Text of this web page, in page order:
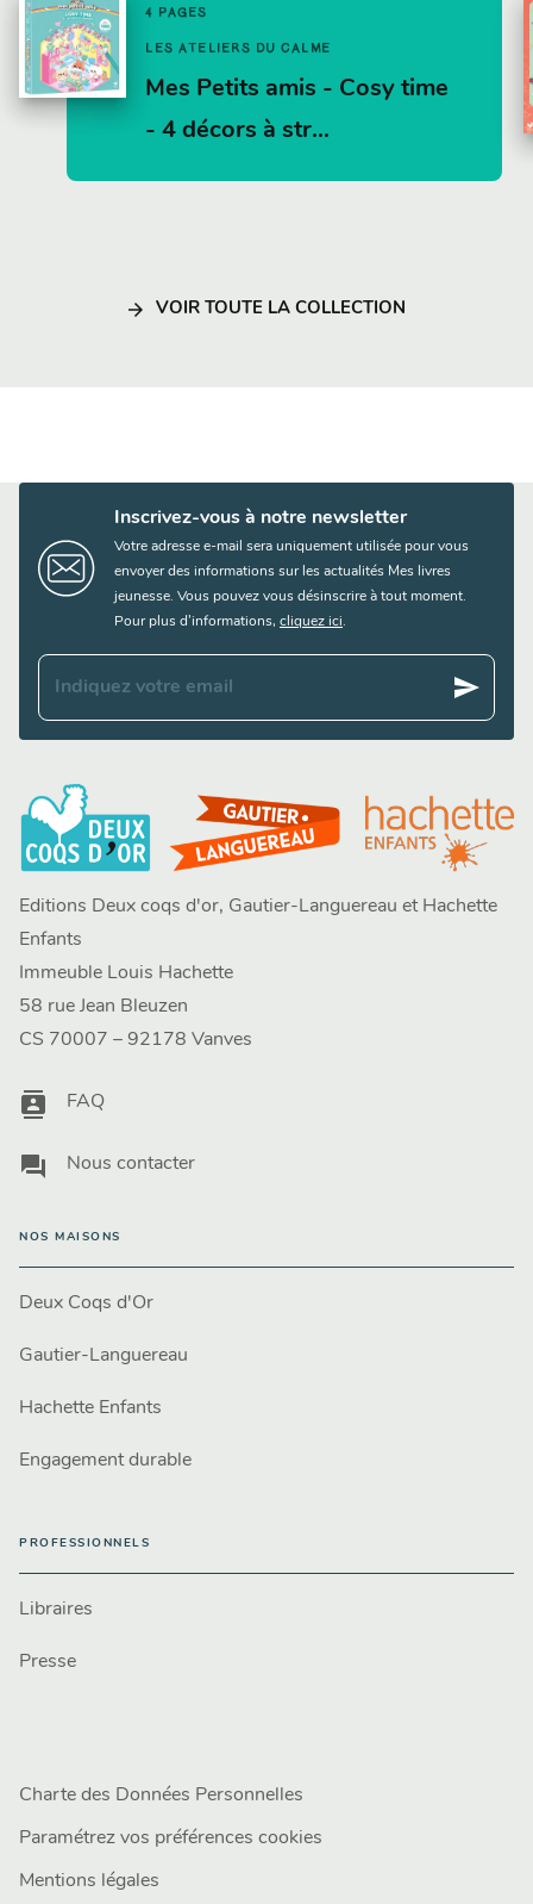
4 PAGES
LES ATELIERS DU CALME
Mes Petits amis - Cosy time
- 4 décors à str…
arrow_forward VOIR TOUTE LA COLLECTION
Inscrivez-vous à notre newsletter
Votre adresse e-mail sera uniquement utilisée pour vous
envoyer des informations sur les actualités Mes livres
jeunesse. Vous pouvez vous désinscrire à tout moment.
Pour plus d’informations, cliquez ici.
Indiquez votre email send
Editions Deux coqs d'or, Gautier-Languereau et Hachette
Enfants
Immeuble Louis Hachette
58 rue Jean Bleuzen
CS 70007 – 92178 Vanves
contacts FAQ
question_answer Nous contacter
NOS MAISONS
Deux Coqs d'Or
Gautier-Languereau
Hachette Enfants
Engagement durable
PROFESSIONNELS
Libraires
Presse
Charte des Données Personnelles
Paramétrez vos préférences cookies
Mentions légales